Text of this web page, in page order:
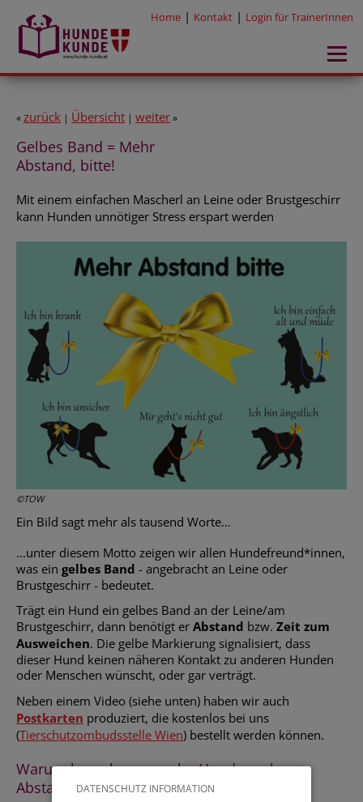
DATENSCHUTZ INFORMATION
Home | Kontakt | Login für TrainerInnen
«zurück | Übersicht | weiter»
Gelbes Band = Mehr
Abstand, bitte!
Mit einem einfachen Mascherl an Leine oder Brustgeschirr
kann Hunden unnötiger Stress erspart werden
©TOW
Ein Bild sagt mehr als tausend Worte…
...unter diesem Motto zeigen wir allen Hundefreund*innen,
was ein gelbes Band - angebracht an Leine oder
Brustgeschirr - bedeutet.
Trägt ein Hund ein gelbes Band an der Leine/am
Brustgeschirr, dann benötigt er Abstand bzw. Zeit zum
Ausweichen. Die gelbe Markierung signalisiert, dass
dieser Hund keinen näheren Kontakt zu anderen Hunden
oder Menschen wünscht, oder gar verträgt.
Neben einem Video (siehe unten) haben wir auch
Postkarten produziert, die kostenlos bei uns
(Tierschutzombudsstelle Wien) bestellt werden können.
Warum brauchen manche Hunde mehr
Abstand?